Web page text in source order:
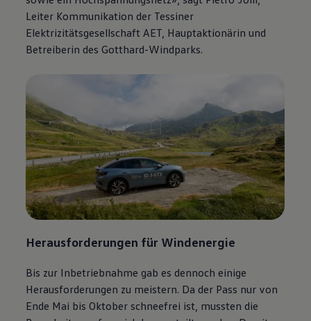
Leiter Kommunikation der Tessiner
Elektrizitätsgesellschaft AET, Hauptaktionärin und
Betreiberin des Gotthard-Windparks.
Herausforderungen für Windenergie
Bis zur Inbetriebnahme gab es dennoch einige
Herausforderungen zu meistern. Da der Pass nur von
Ende Mai bis Oktober schneefrei ist, mussten die